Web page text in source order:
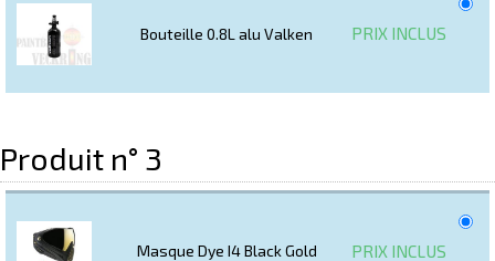
Bouteille 0.8L alu Valken PRIX INCLUS
Produit n° 3
Masque Dye I4 Black Gold PRIX INCLUS